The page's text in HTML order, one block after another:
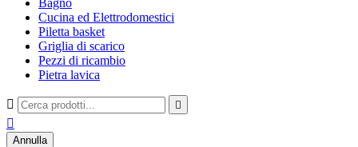
Bagno
Cucina ed Elettrodomestici
Piletta basket
Griglia di scarico
Pezzi di ricambio
Pietra lavica
 

Annulla